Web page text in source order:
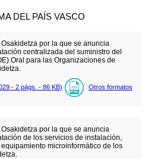
DEL PAÍS VASCO
por la que se anuncia
centralizada del suministro del
Oral para las Organizaciones de
- 2 págs. - 86 KB) Otros formatos
por la que se anuncia
de los servicios de instalación,
microinformático de los